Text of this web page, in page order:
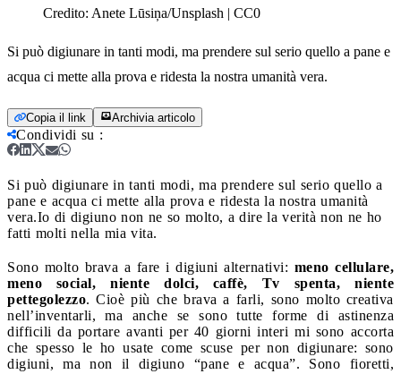
Credito: Anete Lūsiņa/Unsplash | CC0
Si può digiunare in tanti modi, ma prendere sul serio quello a pane e
acqua ci mette alla prova e ridesta la nostra umanità vera.
Copia il link Archivia articolo
Condividi su :
Si può digiunare in tanti modi, ma prendere sul serio quello a
pane e acqua ci mette alla prova e ridesta la nostra umanità
vera.Io di digiuno non ne so molto, a dire la verità non ne ho
fatti molti nella mia vita.
Sono molto brava a fare i digiuni alternativi: meno cellulare,
meno social, niente dolci, caffè, Tv spenta, niente
pettegolezzo. Cioè più che brava a farli, sono molto creativa
nell’inventarli, ma anche se sono tutte forme di astinenza
difficili da portare avanti per 40 giorni interi mi sono accorta
che spesso le ho usate come scuse per non digiunare: sono
digiuni, ma non il digiuno “pane e acqua”. Sono fioretti,